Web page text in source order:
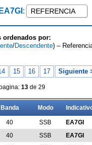
EA7GI :
ordenados por:
/Descendente) –
15 16 17 Siguiente
13 de 29
Banda Modo
40 SSB EA7GI
40 SSB EA7GI